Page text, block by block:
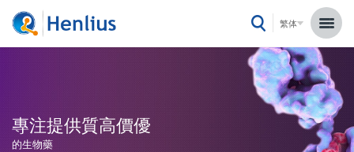
繁体
專注提供質高價優
的生物藥